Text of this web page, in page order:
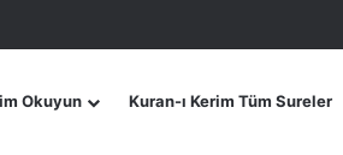
Okuyun Kuran-ı Kerim Tüm Sureler